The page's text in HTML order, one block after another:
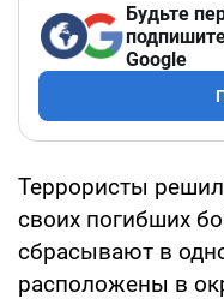
Будьте
Google
Террористы
своих погибших
сбрасывают в
расположены в